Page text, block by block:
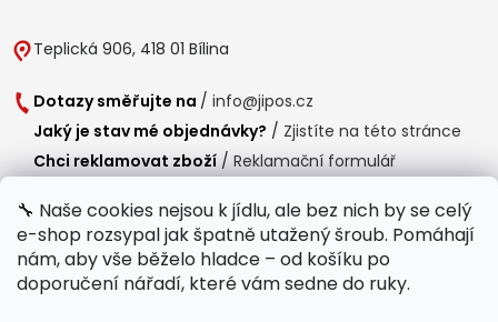
🔧 Naše cookies nejsou k jídlu, ale bez nich by se celý
e-shop rozsypal jak špatně utažený šroub. Pomáhají
nám, aby vše běželo hladce – od košíku po
doporučení nářadí, které vám sedne do ruky.
Teplická 906, 418 01 Bílina
Dotazy směřujte na / info@jipos.cz
Jaký je stav mé objednávky? / Zjistíte na této stránce
Chci reklamovat zboží / Reklamační formulář
Provozní doba
Po-Čt / 8:00 - 15:00